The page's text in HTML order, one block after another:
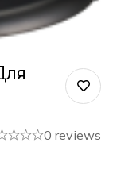
0 reviews